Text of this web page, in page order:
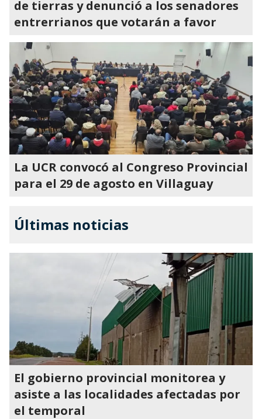
de tierras y denunció a los senadores
entrerrianos que votarán a favor
La UCR convocó al Congreso Provincial
para el 29 de agosto en Villaguay
Últimas noticias
El gobierno provincial monitorea y
asiste a las localidades afectadas por
el temporal